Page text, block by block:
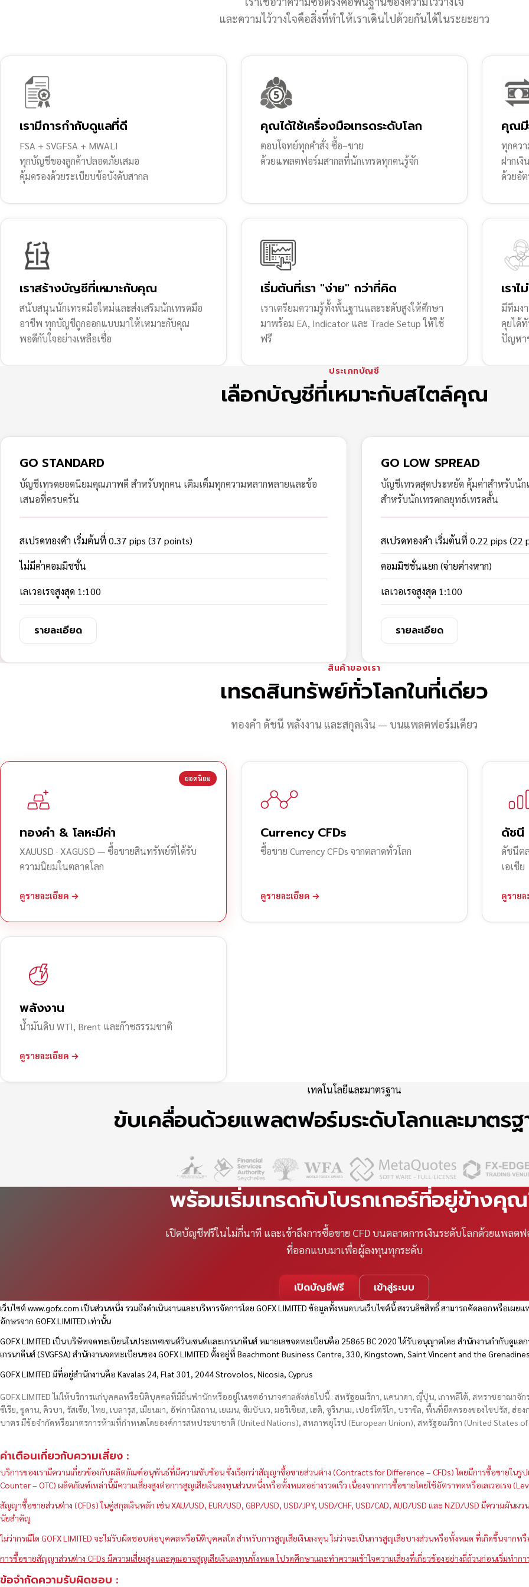
และความไว้วางใจคือสิ่งที่ทำให้เราเดินไปด้วยกันได้ในระยะยาว
เรามีการกำกับดูแลที่ดี
FSA + SVGFSA + MWALI
ทุกบัญชีของลูกค้าปลอดภัยเสมอ
คุ้มครองด้วยระเบียบข้อบังคับสากล
คุณได้ใช้เครื่องมือเทรดระดับโลก
ตอบโจทย์ทุกคำสั่ง ซื้อ–ขาย
ด้วยแพลตฟอร์มสากลที่นักเทรดทุกคนรู้จัก
คุณมี
ทุกควา
ฝากเงิ
ด้วยอั
เราสร้างบัญชีที่เหมาะกับคุณ
สนับสนุนนักเทรดมือใหม่และส่งเสริมนักเทรดมือ
อาชีพ ทุกบัญชีถูกออกแบบมาให้เหมาะกับคุณ
พอดีกับใจอย่างเหลือเชื่อ
เริ่มต้นที่เรา "ง่าย" กว่าที่คิด
เราเตรียมความรู้ทั้งพื้นฐานและระดับสูงให้ศึกษา
มาพร้อม EA, Indicator และ Trade Setup ให้ใช้
ฟรี
เรา
มีทีมง
คุยได้
ปัญหา
ประเภทบัญชี
เลือกบัญชีที่เหมาะกับสไตล์คุณ
GO STANDARD
บัญชีเทรดยอดนิยมคุณภาพดี สำหรับทุกคน เติมเต็มทุกความหลากหลายและข้อ
เสนอที่ครบครัน
สเปรดทองคำ เริ่มต้นที่ 0.37 pips (37 points)
ไม่มีค่าคอมมิชชั่น
เลเวอเรจสูงสุด 1:100
รายละเอียด
GO LOW SPREAD
บัญชีเทรดสุดประหยัด คุ้มค่าสำหรับนัก
สำหรับนักเทรดกลยุทธ์เทรดสั้น
สเปรดทองคำ เริ่มต้นที่ 0.22 pips (22
คอมมิชชั่นแยก (จ่ายต่างหาก)
เลเวอเรจสูงสุด 1:100
รายละเอียด
สินค้าของเรา
เทรดสินทรัพย์ทั่วโลกในที่เดียว
ทองคำ ดัชนี พลังงาน และสกุลเงิน — บนแพลตฟอร์มเดียว
ยอดนิยม
ทองคำ & โลหะมีค่า
XAUUSD · XAGUSD — ซื้อขายสินทรัพย์ที่ได้รับ
ความนิยมในตลาดโลก
ดูรายละเอียด →
Currency CFDs
ซื้อขาย Currency CFDs จากตลาดทั่วโลก
ดูรายละเอียด →
ดัชนี
ดัชนีต
เอเชีย
ดูราย
พลังงาน
น้ำมันดิบ WTI, Brent และก๊าซธรรมชาติ
ดูรายละเอียด →
เทคโนโลยีและมาตรฐาน
ขับเคลื่อนด้วยแพลตฟอร์มระดับโลกและมาตรฐ
พร้อมเริ่มเทรดกับโบรกเกอร์ที่อยู่ข้างคุ
เปิดบัญชีฟรีในไม่กี่นาที และเข้าถึงการซื้อขาย CFD บนตลาดการเงินระดับโลกด้วยแพลตฟ
ที่ออกแบบมาเพื่อผู้ลงทุนทุกระดับ
เปิดบัญชีฟรี เข้าสู่ระบบ
เว็บไซต์www.gofx.com เป็นส่วนหนึ่ง รวมถึงดำเนินงานและบริหารจัดการโดย GOFX LIMITED ข้อมูลทั้งหมดบนเว็บไซต์นี้ สงวนลิขสิทธิ์ สามารถคัดลอกหรือเผ
อักษรจาก GOFX LIMITED เท่านั้น
GOFX LIMITED เป็นบริษัทจดทะเบียนในประเทศเซนต์วินเซนต์และเกรนาดีนส์ หมายเลขจดทะเบียนคือ 25865 BC 2020 ได้รับอนุญาตโดย สำนักงานกำกับดูแล
เกรนาดีนส์ (SVGFSA) สำนักงานจดทะเบียนของ GOFX LIMITED ตั้งอยู่ที่ Beachmont Business Centre, 330, Kingstown, Saint Vincent and the Grenadines
GOFX LIMITED มีที่อยู่สำนักงานคือ Kavalas 24, Flat 301, 2044 Strovolos, Nicosia, Cyprus
GOFX LIMITED ไม่ให้บริการแก่บุคคลหรือนิติบุคคลที่มีถิ่นพำนักหรืออยู่ในเขตอำนาจศาลดังต่อไปนี้ : สหรัฐอเมริกา, แคนาดา, ญี่ปุ่น, เกาหลีใต้, สหราชอาณาจั
ซีเรีย, ซูดาน, คิวบา, รัสเซีย, ไทย, เบลารุส, เมียนมา, อัฟกานิสถาน, เยเมน, ซิมบับเว, มอริเชียส, เฮติ, ซูรินาเม, เปอร์โตริโก, บราซิล, พื้นที่ยึดครองของไซปรัส, ฮ่อ
บาตร มีข้อจำกัดหรือมาตรการห้ามที่กำหนดโดยองค์การสหประชาชาติ (United Nations), สหภาพยุโรป (European Union), สหรัฐอเมริกา (United States
คำเตือนเกี่ยวกับความเสี่ยง :
บริการของเรามีความเกี่ยวข้องกับผลิตภัณฑ์อนุพันธ์ที่มีความซับซ้อน ซึ่งเรียกว่าสัญญาซื้อขายส่วนต่าง (Contracts for Difference – CFDs) โดยมีการซื้อขายใ
Counter – OTC) ผลิตภัณฑ์เหล่านี้มีความเสี่ยงสูงต่อการสูญเสียเงินลงทุนส่วนหนึ่งหรือทั้งหมดอย่างรวดเร็ว เนื่องจากการซื้อขายโดยใช้อัตราทดหรือเลเวอเรจ
สัญญาซื้อขายส่วนต่าง (CFDs) ในคู่สกุลเงินหลัก เช่น XAU/USD, EUR/USD, GBP/USD, USD/JPY, USD/CHF, USD/CAD, AUD/USD และ NZD/USD มีความผัน
นัยสำคัญ
ไม่ว่ากรณีใด GOFX LIMITED จะไม่รับผิดชอบต่อบุคคลหรือนิติบุคคลใด สำหรับการสูญเสียเงินลงทุน ไม่ว่าจะเป็นการสูญเสียบางส่วนหรือทั้งหมด ที่เกิดขึ้นจากหรื
การซื้อขายสัญญาส่วนต่าง CFDs มีความเสี่ยงสูง และคุณอาจสูญเสียเงินลงทุนทั้งหมด โปรดศึกษาและทำความเข้าใจความเสี่ยงที่เกี่ยวข้องอย่างถี่ถ้วนก่อนเริ่มทำกา
ข้อจำกัดความรับผิดชอบ :